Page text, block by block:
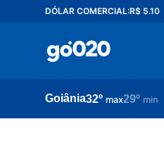
DÓLAR COMERCIAL:R$ 5.10
Goiânia32º max29º min
acontece agora
esporte